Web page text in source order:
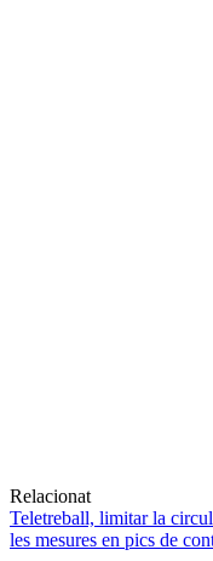
Relacionat
Teletreball, limitar la
les mesures en pics de